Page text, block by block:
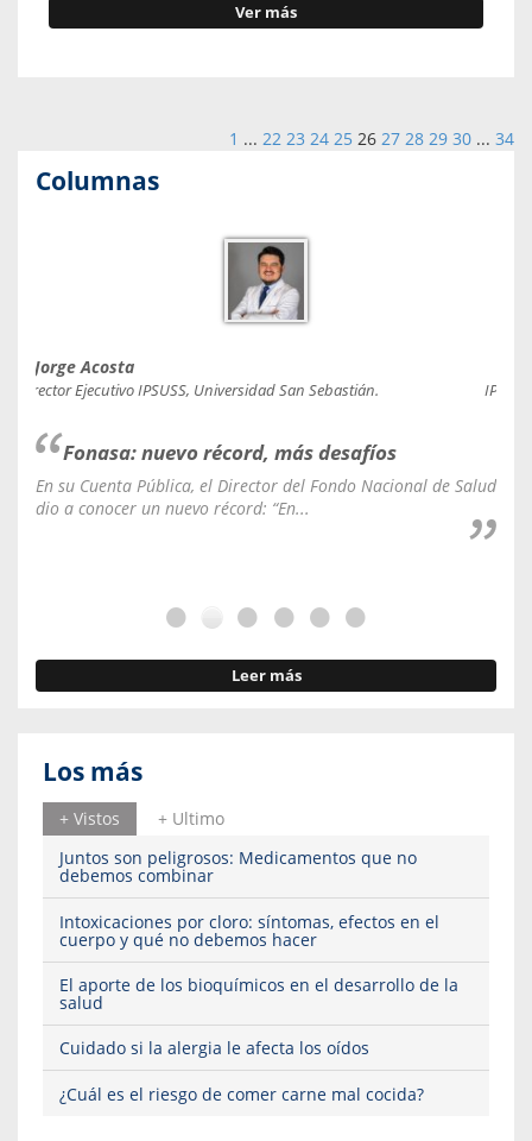
Ver más
1 ... 22 23 24 25 26 27 28 29 30 ... 34
Columnas
Jorge Acosta
Director Ejecutivo IPSUSS, Universidad San Sebastián.
Fonasa: nuevo récord, más desafíos
En su Cuenta Pública, el Director del Fondo Nacional de Salud
dio a conocer un nuevo récord: “En...
Leer más
Los más
+ Vistos
+ Ultimo
Juntos son peligrosos: Medicamentos que no
debemos combinar
Intoxicaciones por cloro: síntomas, efectos en el
cuerpo y qué no debemos hacer
El aporte de los bioquímicos en el desarrollo de la
salud
Cuidado si la alergia le afecta los oídos
¿Cuál es el riesgo de comer carne mal cocida?